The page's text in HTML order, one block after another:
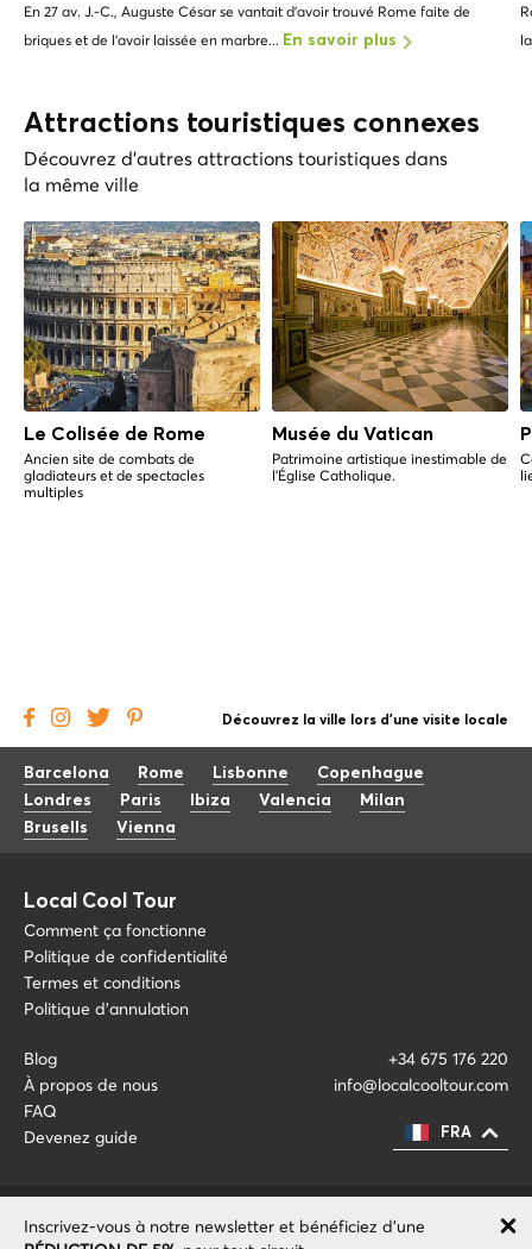
En 27 av. J.-C., Auguste César se vantait d'avoir trouvé Rome faite de
briques et de l'avoir laissée en marbre... En savoir plus
Attractions touristiques connexes
Découvrez d'autres attractions touristiques dans
la même ville
Le Colisée de Rome
Ancien site de combats de
gladiateurs et de spectacles
multiples
Musée du Vatican
Patrimoine artistique inestimable de
l'Église Catholique.
Inscrivez-vous à notre newsletter et bénéficiez d'une
Découvrez la ville lors d'une visite locale
Barcelona Rome Lisbonne
Copenhague
Londres
Paris Ibiza Valencia
Milan
Brusells
Vienna
Local Cool Tour
Comment ça fonctionne
Politique de confidentialité
Termes et conditions
Politique d'annulation
Blog
À propos de nous
FAQ
Devenez guide
+34 675 176 220
info@localcooltour.com
FRA
ENG
ITA
© 2020 Local CoolTour. Tous les droits sont réservés.